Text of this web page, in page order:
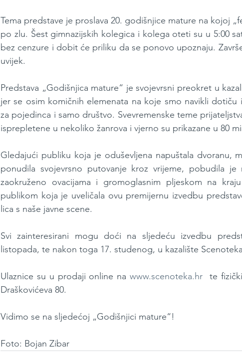
Tema predstave je proslava 20. godišnjice mature na kojoj
po zlu. Šest gimnazijskih kolegica i kolega oteti su u 5:00
bez cenzure i dobit će priliku da se ponovo upoznaju.
uvijek.
Predstava „Godišnjica mature“ je svojevrsni preokret u
jer se osim komičnih elemenata na koje smo navikli dotiču
za pojedinca i samo društvo. Svevremenske teme
isprepletene u nekoliko žanrova i vjerno su prikazane u 80
Gledajući publiku koja je oduševljena napuštala dvoranu,
ponudila svojevrsno putovanje kroz vrijeme, pobudila
zaokruženo ovacijama i gromoglasnim pljeskom na
publikom koja je uveličala ovu premijernu izvedbu
lica s naše javne scene.
Svi zainteresirani mogu doći na sljedeću izvedbu
listopada, te nakon toga 17. studenog, u kazalište
Ulaznice su u prodaji online na www.scenoteka.hr te
Draškovićeva 80.
Vidimo se na sljedećoj „Godišnjici mature“!
Foto: Bojan Zibar